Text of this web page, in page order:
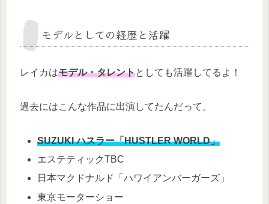
モデルとしての経歴と活躍
レイカはモデル・タレントとしても活躍してるよ！
過去にはこんな作品に出演してたんだって。
SUZUKI ハスラー「HUSTLER WORLD」
エステティックTBC
日本マクドナルド「ハワイアンバーガーズ」
東京モーターショー